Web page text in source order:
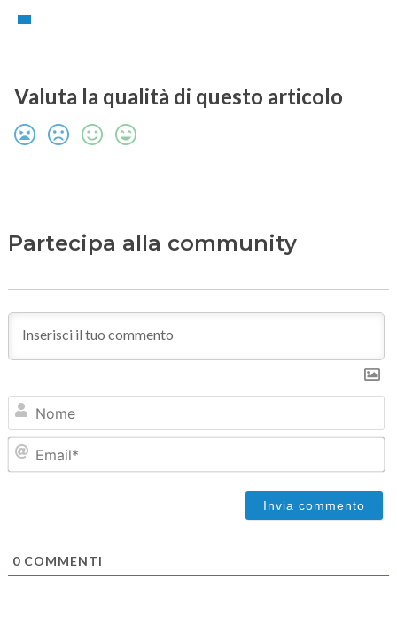
Valuta la qualità di questo articolo
Partecipa alla community
0COMMENTI